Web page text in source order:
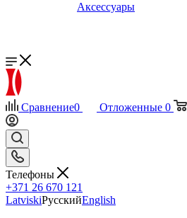
Аксессуары
Сравнение0 Отложенные 0
Телефоны
+371 26 670 121
LatviskiРусскийEnglish